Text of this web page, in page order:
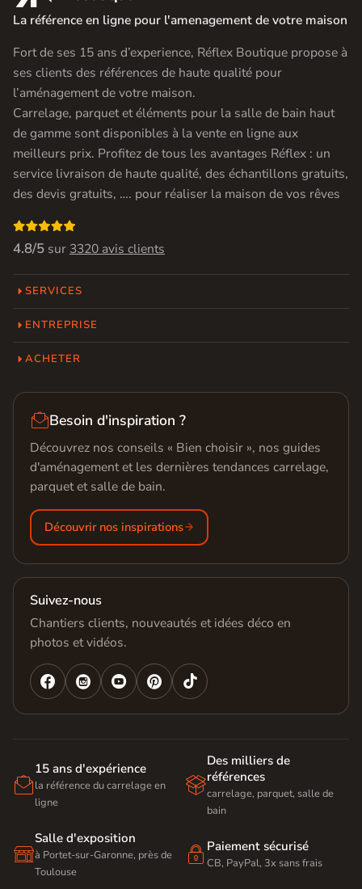
La référence en ligne pour l'amenagement de votre maison
Fort de ses 15 ans d’experience, Réflex Boutique propose à
ses clients des références de haute qualité pour
l’aménagement de votre maison.
Carrelage, parquet et éléments pour la salle de bain haut
de gamme sont disponibles à la vente en ligne aux
meilleurs prix. Profitez de tous les avantages Réflex : un
service livraison de haute qualité, des échantillons gratuits,
des devis gratuits, …. pour réaliser la maison de vos rêves

4.8/5 sur 3320 avis clients
SERVICES
ENTREPRISE
ACHETER
Besoin d'inspiration ?
Découvrez nos conseils « Bien choisir », nos guides
d'aménagement et les dernières tendances carrelage,
parquet et salle de bain.
Découvrir nos inspirations
Suivez-nous
Chantiers clients, nouveautés et idées déco en
photos et vidéos.
   

15 ans d'expérience
la référence du carrelage en
ligne

Des milliers de
références
carrelage, parquet, salle de
bain

Salle d'exposition
à Portet-sur-Garonne, près de
Toulouse
 Paiement sécurisé
CB, PayPal, 3x sans frais